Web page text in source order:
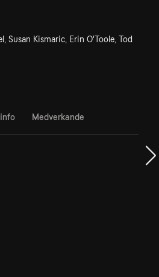
Susan Kismaric, Erin O'Toole, Tod
Medverkande